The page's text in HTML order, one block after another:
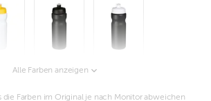
Alle Farben anzeigen
die Farben im Original je nach Monitor abweichen